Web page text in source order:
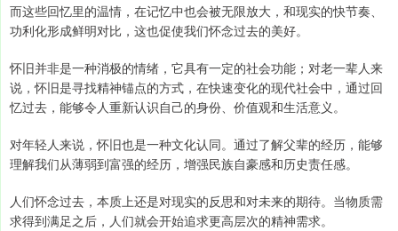
而这些回忆里的温情，在记忆中也会被无限放大，和现实的快节奏、
功利化形成鲜明对比，这也促使我们怀念过去的美好。
怀旧并非是一种消极的情绪，它具有一定的社会功能；对老一辈人来
说，怀旧是寻找精神锚点的方式，在快速变化的现代社会中，通过回
忆过去，能够令人重新认识自己的身份、价值观和生活意义。
对年轻人来说，怀旧也是一种文化认同。通过了解父辈的经历，能够
理解我们从薄弱到富强的经历，增强民族自豪感和历史责任感。
人们怀念过去，本质上还是对现实的反思和对未来的期待。当物质需
求得到满足之后，人们就会开始追求更高层次的精神需求。